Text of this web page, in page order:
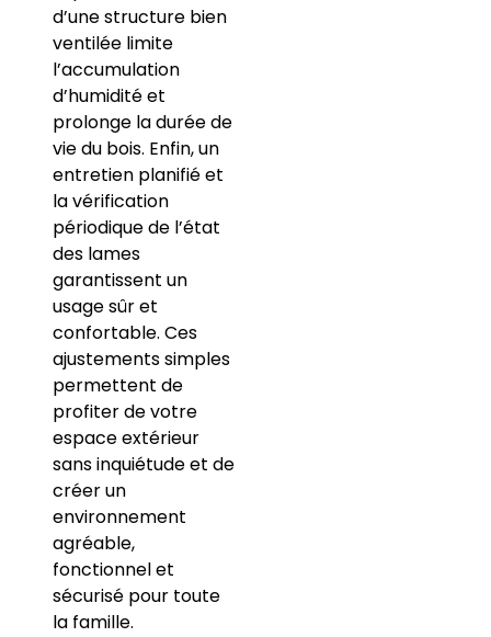
d’une structure bien
ventilée limite
l’accumulation
d’humidité et
prolonge la durée de
vie du bois. Enfin, un
entretien planifié et
la vérification
périodique de l’état
des lames
garantissent un
usage sûr et
confortable. Ces
ajustements simples
permettent de
profiter de votre
espace extérieur
sans inquiétude et de
créer un
environnement
agréable,
fonctionnel et
sécurisé pour toute
la famille.